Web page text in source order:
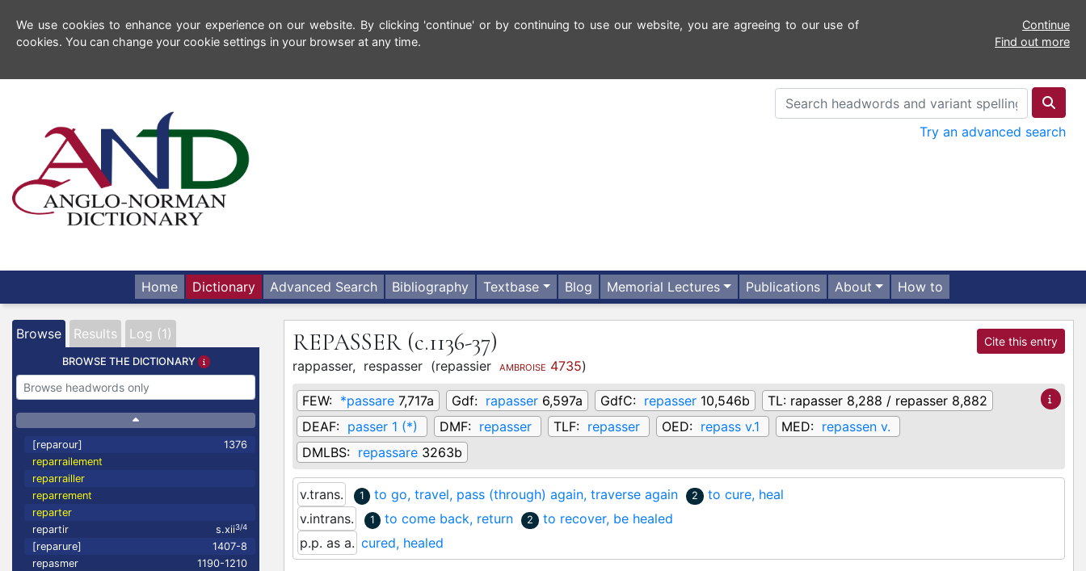
We use cookies to enhance your experience on our website. By clicking 'continue' or by continuing to use our website, you are agreeing to our use of
cookies. You can change your cookie settings in your browser at any time.
Continue
Find out more
Try an advanced search
Home Dictionary Advanced Search Bibliography Textbase Blog Memorial Lectures Publications About How to
Browse Results Log (1)
BROWSE THE DICTIONARY
[reparour]
1376
reparrailement
reparrailler
reparrement
reparter
repartir
s.xii3/4
[reparure]
1407-8
repasmer
1190-1210
REPASSER (c.1136-37) Cite this entry
rappasser, respasser (repassier AMBROISE 4735)
FEW: *passare 7,717a Gdf: rapasser 6,597a GdfC: repasser 10,546b TL: rapasser 8,288 / repasser 8,882
DEAF: passer 1 (*) DMF: repasser TLF: repasser OED: repass v.1 MED: repassen v.
DMLBS: repassare 3263b
v.trans. 1 to go, travel, pass (through) again, traverse again 2
to cure, heal
v.intrans.
1 to come back, return 2
to recover, be healed
p.p. as a. cured, healed